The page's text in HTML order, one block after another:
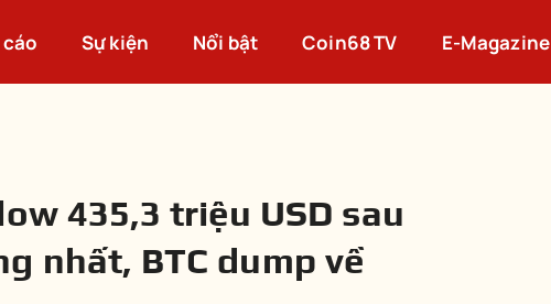
cáo Sự kiện Nổi bật Coin68 TV E-Magazine
435,3 triệu USD sau
nhất, BTC dump về